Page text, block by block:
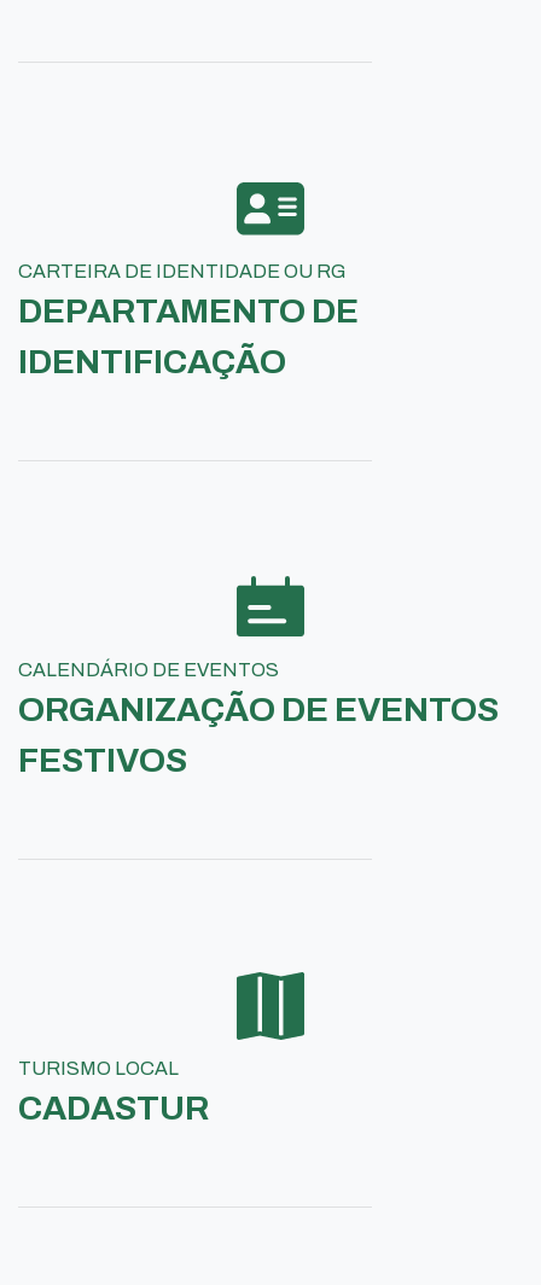
CARTEIRA DE IDENTIDADE OU RG
DEPARTAMENTO DE
IDENTIFICAÇÃO
CALENDÁRIO DE EVENTOS
ORGANIZAÇÃO DE EVENTOS
FESTIVOS
TURISMO LOCAL
CADASTUR